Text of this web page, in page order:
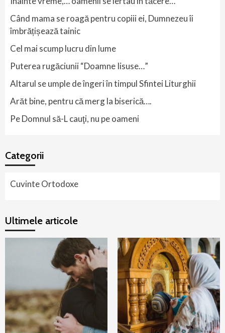
Când mama se roagă pentru copiii ei, Dumnezeu îi
îmbrățișează tainic
Cel mai scump lucru din lume
Puterea rugăciunii “Doamne Iisuse…”
Altarul se umple de îngeri în timpul Sfintei Liturghii
Arăt bine, pentru că merg la biserică….
Pe Domnul să-L cauţi, nu pe oameni
Categorii
Cuvinte Ortodoxe
Ultimele articole